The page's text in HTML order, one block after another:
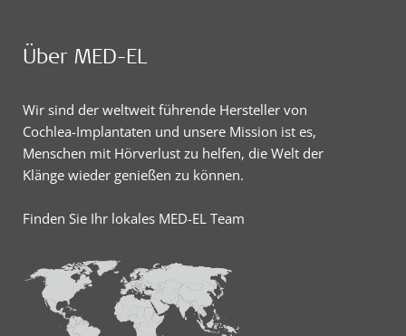
Über MED-EL
Wir sind der weltweit führende Hersteller von
Cochlea-Implantaten und unsere Mission ist es,
Menschen mit Hörverlust zu helfen, die Welt der
Klänge wieder genießen zu können.
Finden Sie Ihr lokales MED-EL Team